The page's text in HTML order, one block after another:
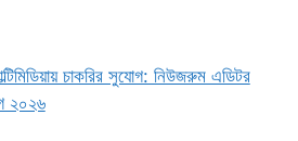
চাকরির সুযোগ: নিউজরুম এডিটর
২০২৬